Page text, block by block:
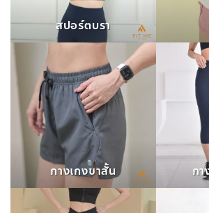
สปอร์ตบรา
กางเกงขาสั้น ก